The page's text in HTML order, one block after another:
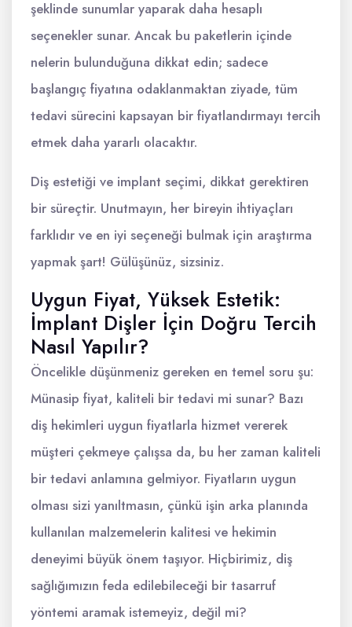
şeklinde sunumlar yaparak daha hesaplı
seçenekler sunar. Ancak bu paketlerin içinde
nelerin bulunduğuna dikkat edin; sadece
başlangıç fiyatına odaklanmaktan ziyade, tüm
tedavi sürecini kapsayan bir fiyatlandırmayı tercih
etmek daha yararlı olacaktır.
Diş estetiği ve implant seçimi, dikkat gerektiren
bir süreçtir. Unutmayın, her bireyin ihtiyaçları
farklıdır ve en iyi seçeneği bulmak için araştırma
yapmak şart! Gülüşünüz, sizsiniz.
Uygun Fiyat, Yüksek Estetik:
İmplant Dişler İçin Doğru Tercih
Nasıl Yapılır?
Öncelikle düşünmeniz gereken en temel soru şu:
Münasip fiyat, kaliteli bir tedavi mi sunar? Bazı
diş hekimleri uygun fiyatlarla hizmet vererek
müşteri çekmeye çalışsa da, bu her zaman kaliteli
bir tedavi anlamına gelmiyor. Fiyatların uygun
olması sizi yanıltmasın, çünkü işin arka planında
kullanılan malzemelerin kalitesi ve hekimin
deneyimi büyük önem taşıyor. Hiçbirimiz, diş
sağlığımızın feda edilebileceği bir tasarruf
yöntemi aramak istemeyiz, değil mi?